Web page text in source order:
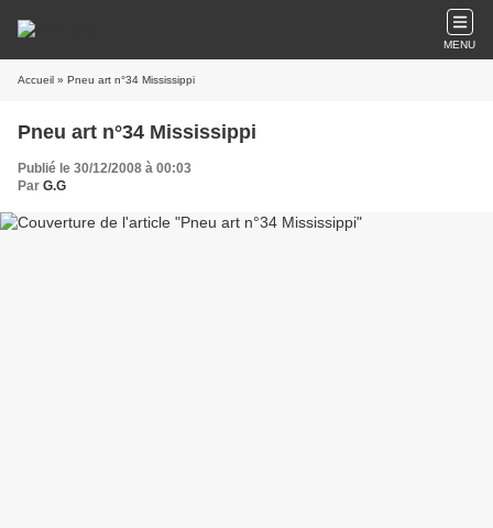
MENU
Accueil » Pneu art n°34 Mississippi
Pneu art n°34 Mississippi
Publié le 30/12/2008 à 00:03
Par G.G